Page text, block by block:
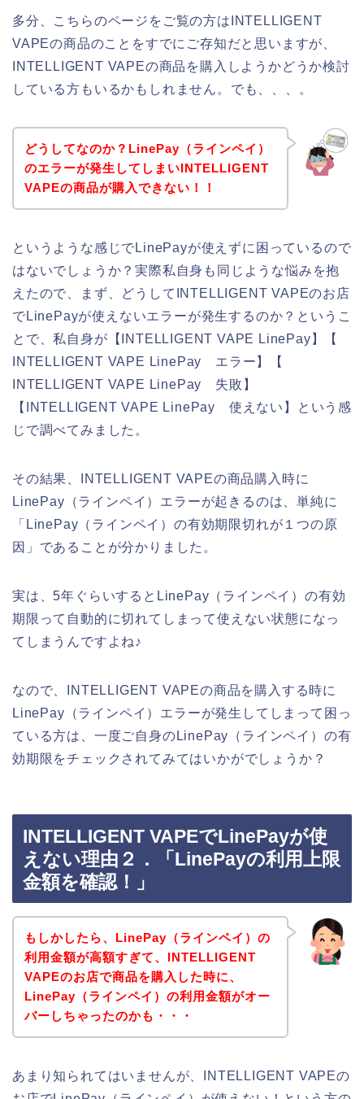
多分、こちらのページをご覧の方はINTELLIGENT
VAPEの商品のことをすでにご存知だと思いますが、
INTELLIGENT VAPEの商品を購入しようかどうか検討
している方もいるかもしれません。でも、、、。
どうしてなのか？LinePay（ラインペイ）
のエラーが発生してしまいINTELLIGENT
VAPEの商品が購入できない！！
というような感じでLinePayが使えずに困っているので
はないでしょうか？実際私自身も同じような悩みを抱
えたので、まず、どうしてINTELLIGENT VAPEのお店
でLinePayが使えないエラーが発生するのか？というこ
とで、私自身が【INTELLIGENT VAPE LinePay】【
INTELLIGENT VAPE LinePay エラー】【
INTELLIGENT VAPE LinePay 失敗】
【INTELLIGENT VAPE LinePay 使えない】という感
じで調べてみました。
その結果、INTELLIGENT VAPEの商品購入時に
LinePay（ラインペイ）エラーが起きるのは、単純に
「LinePay（ラインペイ）の有効期限切れが１つの原
因」であることが分かりました。
実は、5年ぐらいするとLinePay（ラインペイ）の有効
期限って自動的に切れてしまって使えない状態になっ
てしまうんですよね♪
なので、INTELLIGENT VAPEの商品を購入する時に
LinePay（ラインペイ）エラーが発生してしまって困っ
ている方は、一度ご自身のLinePay（ラインペイ）の有
効期限をチェックされてみてはいかがでしょうか？
INTELLIGENT VAPEでLinePayが使
えない理由２．「LinePayの利用上限
金額を確認！」
もしかしたら、LinePay（ラインペイ）の
利用金額が高額すぎて、INTELLIGENT
VAPEのお店で商品を購入した時に、
LinePay（ラインペイ）の利用金額がオー
バーしちゃったのかも・・・
あまり知られてはいませんが、INTELLIGENT VAPEの